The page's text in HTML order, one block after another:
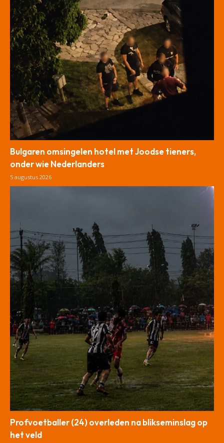
Bulgaren omsingelen hotel met Joodse tieners,
onder wie Nederlanders
5 augustus 2026
Profvoetballer (24) overleden na blikseminslag op
het veld